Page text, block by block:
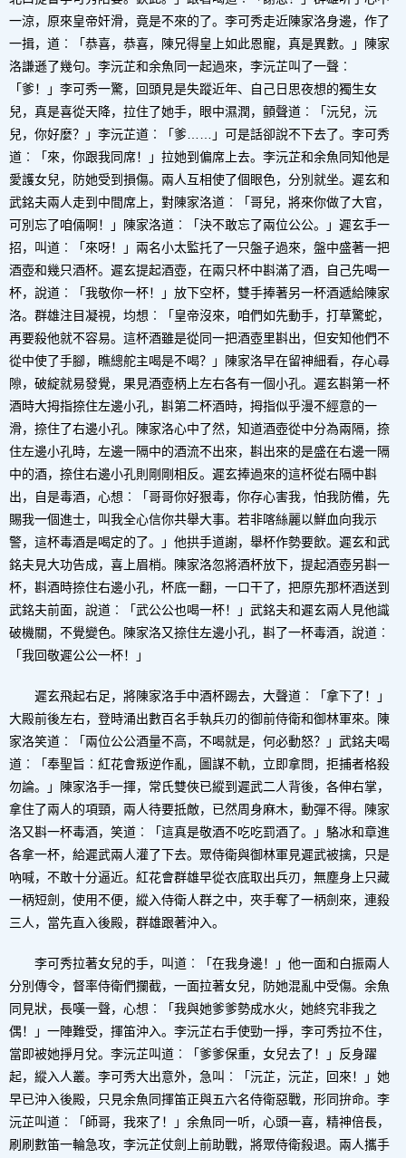
一涼，原來皇帝奸滑，竟是不來的了。李可秀走近陳家洛身邊，作了
一揖，道︰「恭喜，恭喜，陳兄得皇上如此恩寵，真是異數。」陳家
洛謙遜了幾句。李沅芷和余魚同一起過來，李沅芷叫了一聲︰
「爹！」李可秀一驚，回頭見是失蹤近年、自己日思夜想的獨生女
兒，真是喜從天降，拉住了她手，眼中濕潤，顫聲道︰「沅兒，沅
兒，你好麼？」李沅芷道︰「爹……」可是話卻說不下去了。李可秀
道︰「來，你跟我同席！」拉她到偏席上去。李沅芷和余魚同知他是
愛護女兒，防她受到損傷。兩人互相使了個眼色，分別就坐。遲玄和
武銘夫兩人走到中間席上，對陳家洛道︰「哥兒，將來你做了大官，
可別忘了咱倆啊！」陳家洛道︰「決不敢忘了兩位公公。」遲玄手一
招，叫道︰「來呀！」兩名小太監托了一只盤子過來，盤中盛著一把
酒壺和幾只酒杯。遲玄提起酒壺，在兩只杯中斟滿了酒，自己先喝一
杯，說道︰「我敬你一杯！」放下空杯，雙手捧著另一杯酒遞給陳家
洛。群雄注目凝視，均想︰「皇帝沒來，咱們如先動手，打草驚蛇，
再要殺他就不容易。這杯酒雖是從同一把酒壺里斟出，但安知他們不
從中使了手腳，瞧總舵主喝是不喝？」陳家洛早在留神細看，存心尋
隙，破綻就易發覺，果見酒壺柄上左右各有一個小孔。遲玄斟第一杯
酒時大拇指捺住左邊小孔，斟第二杯酒時，拇指似乎漫不經意的一
滑，捺住了右邊小孔。陳家洛心中了然，知道酒壺從中分為兩隔，捺
住左邊小孔時，左邊一隔中的酒流不出來，斟出來的是盛在右邊一隔
中的酒，捺住右邊小孔則剛剛相反。遲玄捧過來的這杯從右隔中斟
出，自是毒酒，心想︰「哥哥你好狠毒，你存心害我，怕我防備，先
賜我一個進士，叫我全心信你共舉大事。若非喀絲麗以鮮血向我示
警，這杯毒酒是喝定的了。」他拱手道謝，舉杯作勢要飲。遲玄和武
銘夫見大功告成，喜上眉梢。陳家洛忽將酒杯放下，提起酒壺另斟一
杯，斟酒時捺住右邊小孔，杯底一翻，一口干了，把原先那杯酒送到
武銘夫前面，說道︰「武公公也喝一杯！」武銘夫和遲玄兩人見他識
破機關，不覺變色。陳家洛又捺住左邊小孔，斟了一杯毒酒，說道︰
「我回敬遲公公一杯！」
遲玄飛起右足，將陳家洛手中酒杯踢去，大聲道︰「拿下了！」
大殿前後左右，登時涌出數百名手執兵刃的御前侍衛和御林軍來。陳
家洛笑道︰「兩位公公酒量不高，不喝就是，何必動怒？」武銘夫喝
道︰「奉聖旨︰紅花會叛逆作亂，圖謀不軌，立即拿問，拒捕者格殺
勿論。」陳家洛手一揮，常氏雙俠已縱到遲武二人背後，各伸右掌，
拿住了兩人的項頸，兩人待要抵敵，已然周身麻木，動彈不得。陳家
洛又斟一杯毒酒，笑道︰「這真是敬酒不吃吃罰酒了。」駱冰和章進
各拿一杯，給遲武兩人灌了下去。眾侍衛與御林軍見遲武被擒，只是
吶喊，不敢十分逼近。紅花會群雄早從衣底取出兵刃，無塵身上只藏
一柄短劍，使用不便，縱入侍衛人群之中，夾手奪了一柄劍來，連殺
三人，當先直入後殿，群雄跟著沖入。
李可秀拉著女兒的手，叫道︰「在我身邊！」他一面和白振兩人
分別傳令，督率侍衛們攔截，一面拉著女兒，防她混亂中受傷。余魚
同見狀，長嘆一聲，心想︰「我與她爹爹勢成水火，她終究非我之
偶！」一陣難受，揮笛沖入。李沅芷右手使勁一掙，李可秀拉不住，
當即被她掙月兌。李沅芷叫道︰「爹爹保重，女兒去了！」反身躍
起，縱入人叢。李可秀大出意外，急叫︰「沅芷，沅芷，回來！」她
早已沖入後殿，只見余魚同揮笛正與五六名侍衛惡戰，形同拚命。李
沅芷叫道︰「師哥，我來了！」余魚同一听，心頭一喜，精神倍長，
刷刷數笛一輪急攻，李沅芷仗劍上前助戰，將眾侍衛殺退。兩人攜手